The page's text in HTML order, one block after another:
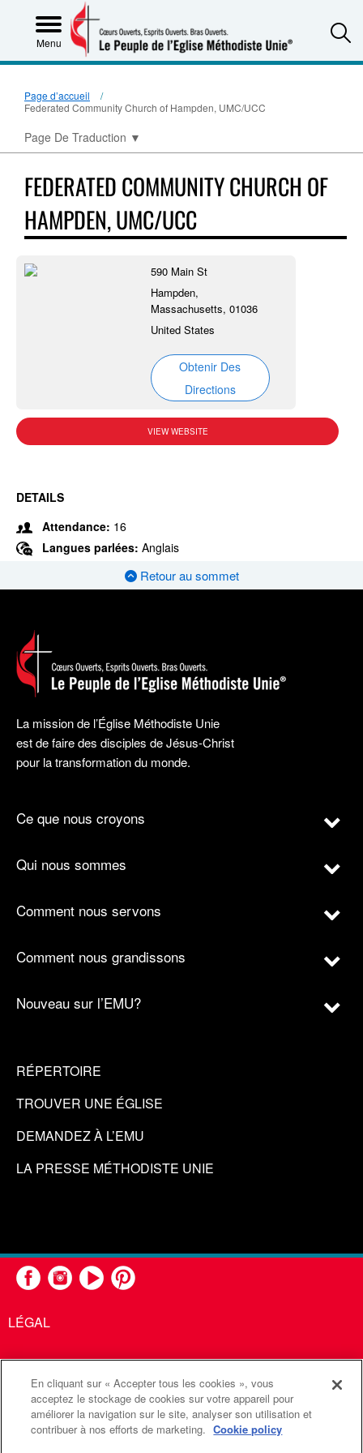
Menu
Page d’accueil
Federated Community Church of Hampden, UMC/UCC
Page De Traduction ▼
FEDERATED COMMUNITY CHURCH OF
HAMPDEN, UMC/UCC
590 Main St
Hampden,
Massachusetts, 01036
United States
Obtenir Des
Directions
VIEW WEBSITE
DETAILS
Attendance: 16
Langues parlées: Anglais
Retour au sommet
La mission de l’Église Méthodiste Unie
est de faire des disciples de Jésus-Christ
pour la transformation du monde.
Ce que nous croyons
Qui nous sommes
Comment nous servons
Comment nous grandissons
Nouveau sur l’EMU?
RÉPERTOIRE
TROUVER UNE ÉGLISE
DEMANDEZ À L’EMU
LA PRESSE MÉTHODISTE UNIE
LÉGAL
United Methodist Communications est une agence de l'Église
Méthodiste Unie
Communications Méthodistes Unies. Tous droits
En cliquant sur « Accepter tous les cookies », vous
acceptez le stockage de cookies sur votre appareil pour
améliorer la navigation sur le site, analyser son utilisation et
contribuer à nos efforts de marketing. Cookie policy